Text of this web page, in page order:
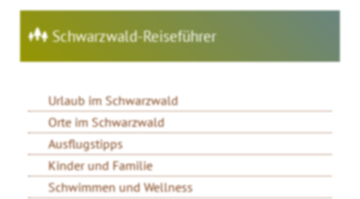
Schwarzwald-Reiseführer
Urlaub im Schwarzwald
Orte im Schwarzwald
Ausflugstipps
Kinder und Familie
Schwimmen und Wellness